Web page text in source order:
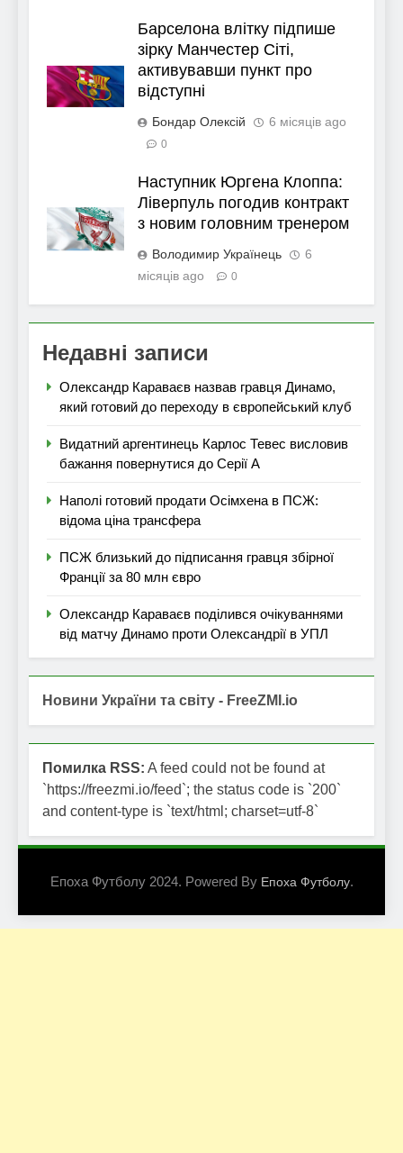
Барселона влітку підпише
зірку Манчестер Сіті,
активувавши пункт про
відступні
Бондар Олексій 6 місяців ago
0
Наступник Юргена Клоппа:
Ліверпуль погодив контракт
з новим головним тренером
Володимир Українець
6
місяців ago
0
Недавні записи
Олександр Караваєв назвав гравця Динамо,
який готовий до переходу в європейський клуб
Видатний аргентинець Карлос Тевес висловив
бажання повернутися до Серії А
Наполі готовий продати Осімхена в ПСЖ:
відома ціна трансфера
ПСЖ близький до підписання гравця збірної
Франції за 80 млн євро
Олександр Караваєв поділився очікуваннями
від матчу Динамо проти Олександрії в УПЛ
Новини України та світу - FreeZMI.io
Помилка RSS: A feed could not be found at
`https://freezmi.io/feed`; the status code is `200`
and content-type is `text/html; charset=utf-8`
Епоха Футболу 2024. Powered By Епоха Футболу.